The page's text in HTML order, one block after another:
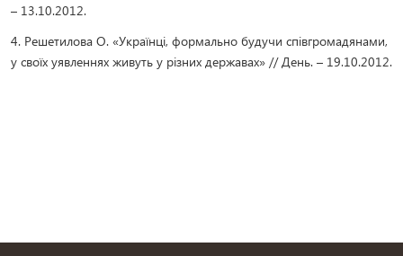
– 13.10.2012.
4. Решетилова О. «Українці, формально будучи співгромадянами,
у своїх уявленнях живуть у різних державах» // День. – 19.10.2012.